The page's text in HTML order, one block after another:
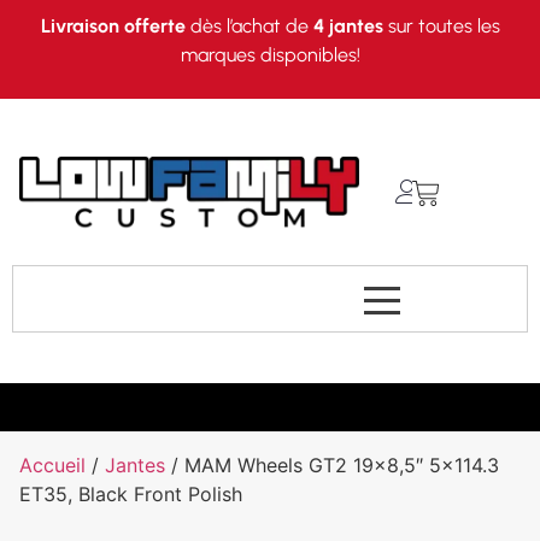
Livraison offertedès l’achat de 4 jantessur toutes les
marques disponibles!
Accueil / Jantes / MAM Wheels GT2 19×8,5″ 5×114.3
ET35, Black Front Polish